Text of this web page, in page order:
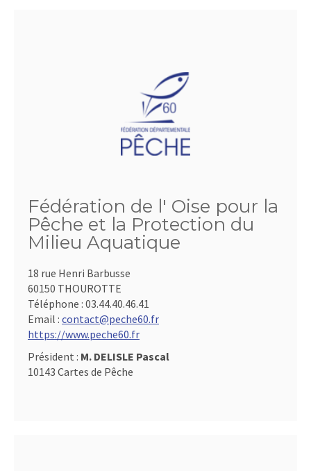
Fédération de l' Oise pour la
Pêche et la Protection du
Milieu Aquatique
18 rue Henri Barbusse
60150 THOUROTTE
Téléphone : 03.44.40.46.41
Email : contact@peche60.fr
https://www.peche60.fr
Président : M. DELISLE Pascal
10143 Cartes de Pêche